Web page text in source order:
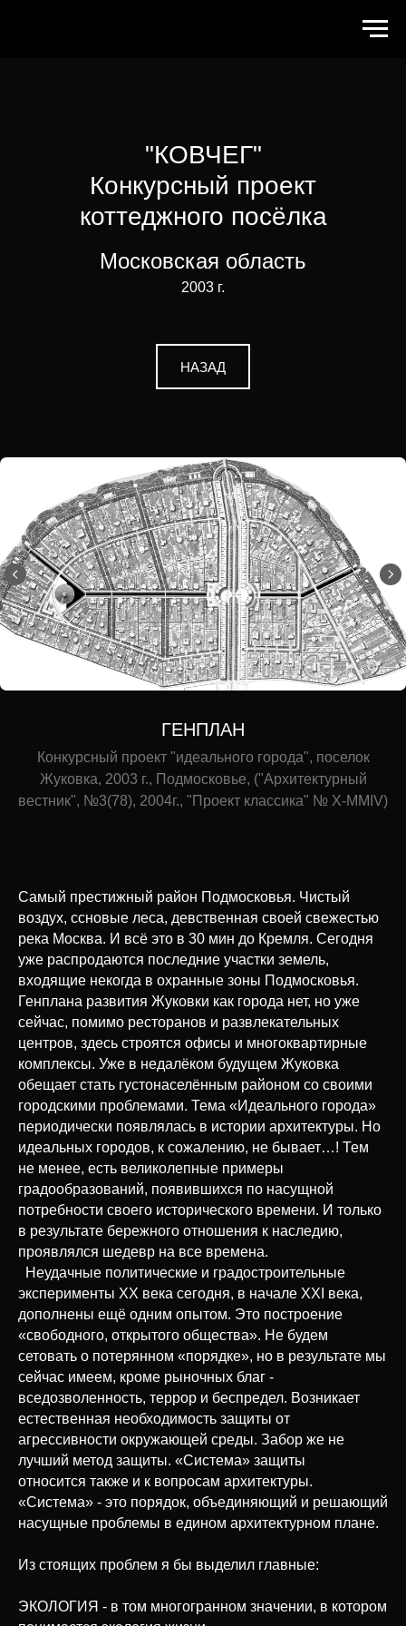
"КОВЧЕГ"
Конкурсный проект
коттеджного посёлка
Московская область
2003 г.
НАЗАД
ГЕНПЛАН
Конкурсный проект "идеального города", поселок
Жуковка, 2003 г., Подмосковье, ("Архитектурный
вестник", №3(78), 2004г., "Проект классика" № X-MMIV)
Самый престижный район Подмосковья. Чистый
воздух, ссновые леса, девственная своей свежестью
река Москва. И всё это в 30 мин до Кремля. Сегодня
уже распродаются последние участки земель,
входящие некогда в охранные зоны Подмосковья.
Генплана развития Жуковки как города нет, но уже
сейчас, помимо ресторанов и развлекательных
центров, здесь строятся офисы и многоквартирные
комплексы. Уже в недалёком будущем Жуковка
обещает стать густонаселённым районом со своими
городскими проблемами. Тема «Идеального города»
периодически появлялась в истории архитектуры. Но
идеальных городов, к сожалению, не бывает…! Тем
не менее, есть великолепные примеры
градообразований, появившихся по насущной
потребности своего исторического времени. И только
в результате бережного отношения к наследию,
проявлялся шедевр на все времена.
Неудачные политические и градостроительные
эксперименты ХХ века сегодня, в начале ХХI века,
дополнены ещё одним опытом. Это построение
«свободного, открытого общества». Не будем
сетовать о потерянном «порядке», но в результате мы
сейчас имеем, кроме рыночных благ -
вседозволенность, террор и беспредел. Возникает
естественная необходимость защиты от
агрессивности окружающей среды. Забор же не
лучший метод защиты. «Система» защиты
относится также и к вопросам архитектуры.
«Система» - это порядок, объединяющий и решающий
насущные проблемы в едином архитектурном плане.
Из стоящих проблем я бы выделил главные:
ЭКОЛОГИЯ - в том многогранном значении, в котором